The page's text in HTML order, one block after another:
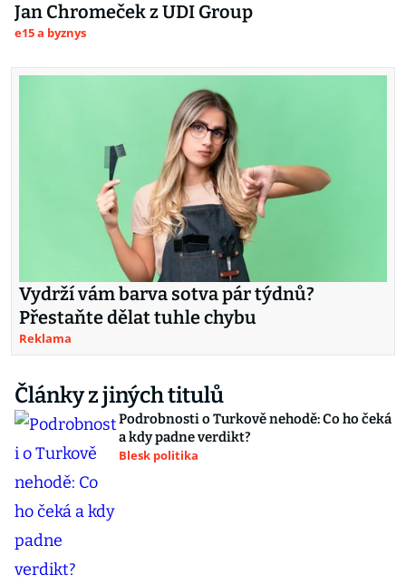
Jan Chromeček z UDI Group
e15 a byznys
Vydrží vám barva sotva pár týdnů?
Přestaňte dělat tuhle chybu
Reklama
Články z jiných titulů
Podrobnosti o Turkově nehodě: Co ho čeká
a kdy padne verdikt?
Blesk politika